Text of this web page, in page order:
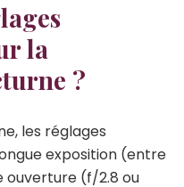
la
?
les réglages
exposition (entre
ouverture (f/2.8 ou